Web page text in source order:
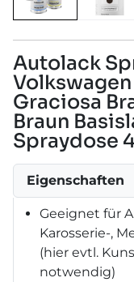
Autolack
Volkswagen
Graciosa
Braun
Spraydose
Eigenschaften
Geeignet für
Karosserie-,
(hier evtl.
notwendig)